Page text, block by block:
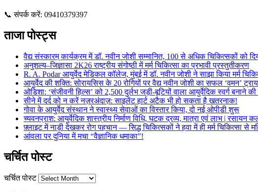
📞 संपर्क करें: 09410379397
ताजा पोस्ट्स
वैद्य संस्कारम् कार्यक्रम में डॉ. नवीन जोशी सम्मानित, 100 से अधिक चिकित्सकों को दिया
अनुशल्य–जिज्ञासा 2K26 राष्ट्रीय संगोष्ठी में मर्म चिकित्सा का प्रभावी प्रस्तुतीकरण
R. A. Podar आयुर्वेद मेडिकल कॉलेज, मुंबई में डॉ. नवीन जोशी ने साझा किया मर्म
आयुर्वेद की शक्ति: सोरायसिस के 20 रोगियों पर वैद्य नवीन जोशी का सफल ‘वमन’
ओडिशा: ‘संजीवनी हिल्स’ को 2,500 दुर्लभ जड़ी-बूटियों वाला आयुर्वेदिक स्वर्ग बनाने की
सीने में दर्द को न करें नज़रअंदाज़: साइलेंट हार्ट अटैक भी हो सकता है खतरनाक!
गोवा के आयुर्वेद संस्थान ने स्वास्थ्य सेवाओं का विस्तार किया, दो नई ओपीडी शुरू
च्यवनप्राश: आयुर्वेदिक शास्त्रीय निर्माण विधि, घटक द्रव्य, मात्रा एवं लाभ | रसायन
फ़्लाइट में नाड़ी देखकर रोग पहचान — सिद्ध चिकित्सकों ने हवा में ही मर्म चिकित्सा से
आंवला पर दुनिया में मचा “वैज्ञानिक धमाका”!
चर्चित पोस्ट
चर्चित पोस्ट